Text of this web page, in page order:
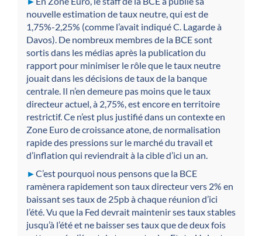
nouvelle estimation de taux neutre, qui est de
1,75%-2,25% (comme l’avait indiqué C. Lagarde à
Davos). De nombreux membres de la BCE sont
sortis dans les médias après la publication du
rapport pour minimiser le rôle que le taux neutre
jouait dans les décisions de taux de la banque
centrale. Il n’en demeure pas moins que le taux
directeur actuel, à 2,75%, est encore en territoire
restrictif. Ce n’est plus justifié dans un contexte en
Zone Euro de croissance atone, de normalisation
rapide des pressions sur le marché du travail et
d’inflation qui reviendrait à la cible d’ici un an.
►C’est pourquoi nous pensons que la BCE
ramènera rapidement son taux directeur vers 2% en
baissant ses taux de 25pb à chaque réunion d’ici
l’été. Vu que la Fed devrait maintenir ses taux stables
jusqu’à l’été et ne baisser ses taux que de deux fois